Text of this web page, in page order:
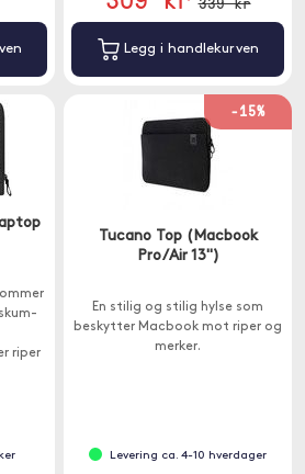
Legg i handlekurven
riper
-15%
Tucano Top (Macbook
Pro/Air 13")
En stilig og stilig hylse som
beskytter Macbook mot riper og
merker.
Levering ca. 4-10 hverdager